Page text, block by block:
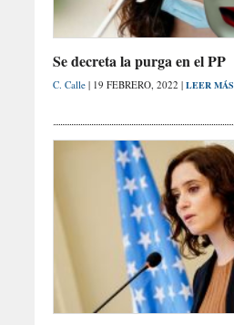
Se decreta la purga en el PP
C. Calle | 19 FEBRERO, 2022 | LEER MÁS